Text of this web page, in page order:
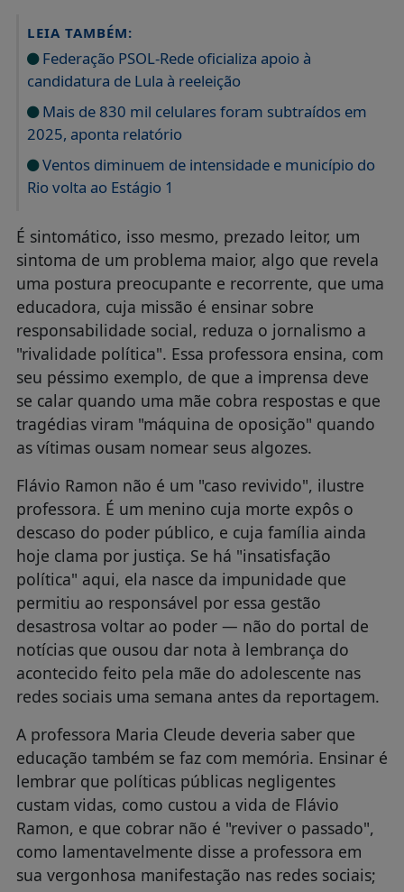
LEIA TAMBÉM:
Federação PSOL-Rede oficializa apoio à
candidatura de Lula à reeleição
Mais de 830 mil celulares foram subtraídos em
2025, aponta relatório
Ventos diminuem de intensidade e município do
Rio volta ao Estágio 1
É sintomático, isso mesmo, prezado leitor, um
sintoma de um problema maior, algo que revela
uma postura preocupante e recorrente, que uma
educadora, cuja missão é ensinar sobre
responsabilidade social, reduza o jornalismo a
"rivalidade política". Essa professora ensina, com
seu péssimo exemplo, de que a imprensa deve
se calar quando uma mãe cobra respostas e que
tragédias viram "máquina de oposição" quando
as vítimas ousam nomear seus algozes.
Flávio Ramon não é um "caso revivido", ilustre
professora. É um menino cuja morte expôs o
descaso do poder público, e cuja família ainda
hoje clama por justiça. Se há "insatisfação
política" aqui, ela nasce da impunidade que
permitiu ao responsável por essa gestão
desastrosa voltar ao poder — não do portal de
notícias que ousou dar nota à lembrança do
acontecido feito pela mãe do adolescente nas
redes sociais uma semana antes da reportagem.
A professora Maria Cleude deveria saber que
educação também se faz com memória. Ensinar é
lembrar que políticas públicas negligentes
custam vidas, como custou a vida de Flávio
Ramon, e que cobrar não é "reviver o passado",
como lamentavelmente disse a professora em
sua vergonhosa manifestação nas redes sociais;